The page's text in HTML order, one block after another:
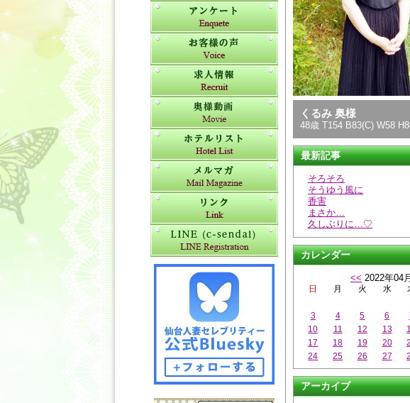
くるみ 奥様
48歳 T154 B83(C) W58
最新記事
そろそろ
そうゆう風に
香害
まさか…
久しぶりに…♡
カレンダー
<< 2022年04月
日 月 火 水
3
4 5 6
10
11 12 13
17
18 19 20
24
25 26 27
アーカイブ